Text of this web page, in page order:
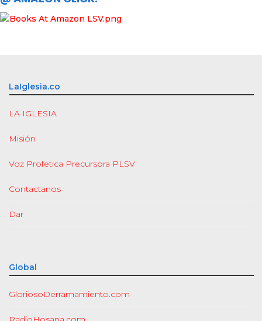
LaIglesia.co
LA IGLESIA
Misión
Voz Profetica Precursora PLSV
Contactanos
Dar
Global
GloriosoDerramamiento.com